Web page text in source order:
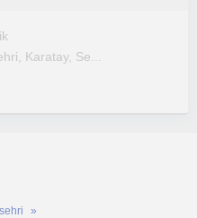
Karatay, Se...